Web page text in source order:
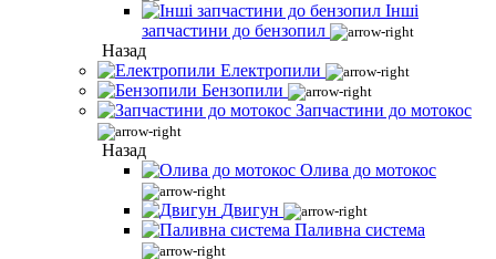
Інші
запчастини до бензопил
Назад
Електропили
Бензопили
Запчастини до мотокос
Назад
Олива до мотокос
Двигун
Паливна система